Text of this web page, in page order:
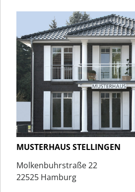
MUSTERHAUS STELLINGEN
Molkenbuhrstraße 22
22525 Hamburg